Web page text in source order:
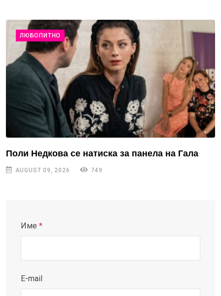
ЛЮБОПИТНО
Поли Недкова се натиска за панела на Гала
AUGUST 09, 2026 749
Име *
E-mail